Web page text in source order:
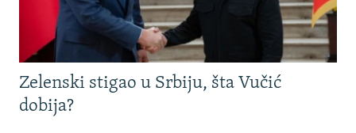
Zelenski stigao u Srbiju, šta Vučić
dobija?